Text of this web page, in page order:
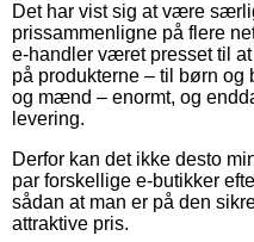
Det har vist sig at være
prissammenligne på flere
e-handler været presset til
på produkterne – til børn og
og mænd – enormt, og
levering.
Derfor kan det ikke desto
par forskellige e-butikker
sådan at man er på den
attraktive pris.